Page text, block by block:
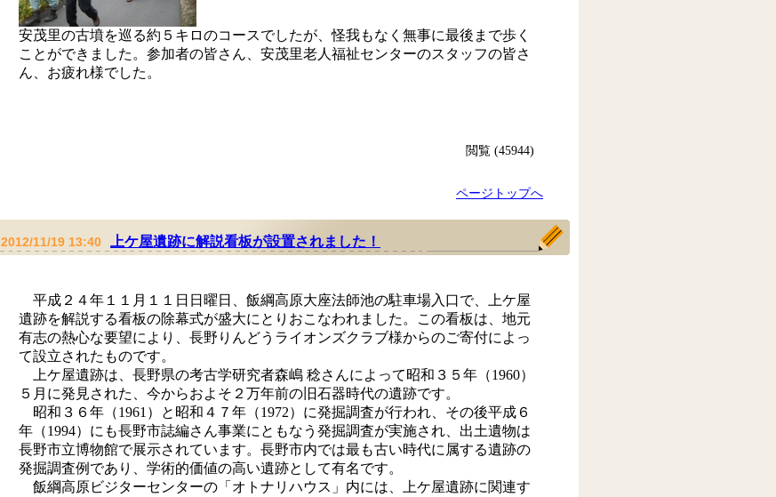
安茂里の古墳を巡る約５キロのコースでしたが、怪我もなく無事に最後まで歩く
ことができました。参加者の皆さん、安茂里老人福祉センターのスタッフの皆さ
ん、お疲れ様でした。
閲覧 (45944)
ページトップへ
2012/11/19 13:40 上ケ屋遺跡に解説看板が設置されました！
平成２４年１１月１１日日曜日、飯綱高原大座法師池の駐車場入口で、上ケ屋
遺跡を解説する看板の除幕式が盛大にとりおこなわれました。この看板は、地元
有志の熱心な要望により、長野りんどうライオンズクラブ様からのご寄付によっ
て設立されたものです。
上ケ屋遺跡は、長野県の考古学研究者森嶋 稔さんによって昭和３５年（1960）
５月に発見された、今からおよそ２万年前の旧石器時代の遺跡です。
昭和３６年（1961）と昭和４７年（1972）に発掘調査が行われ、その後平成６
年（1994）にも長野市誌編さん事業にともなう発掘調査が実施され、出土遺物は
長野市立博物館で展示されています。長野市内では最も古い時代に属する遺跡の
発掘調査例であり、学術的価値の高い遺跡として有名です。
飯綱高原ビジターセンターの「オトナリハウス」内には、上ケ屋遺跡に関連す